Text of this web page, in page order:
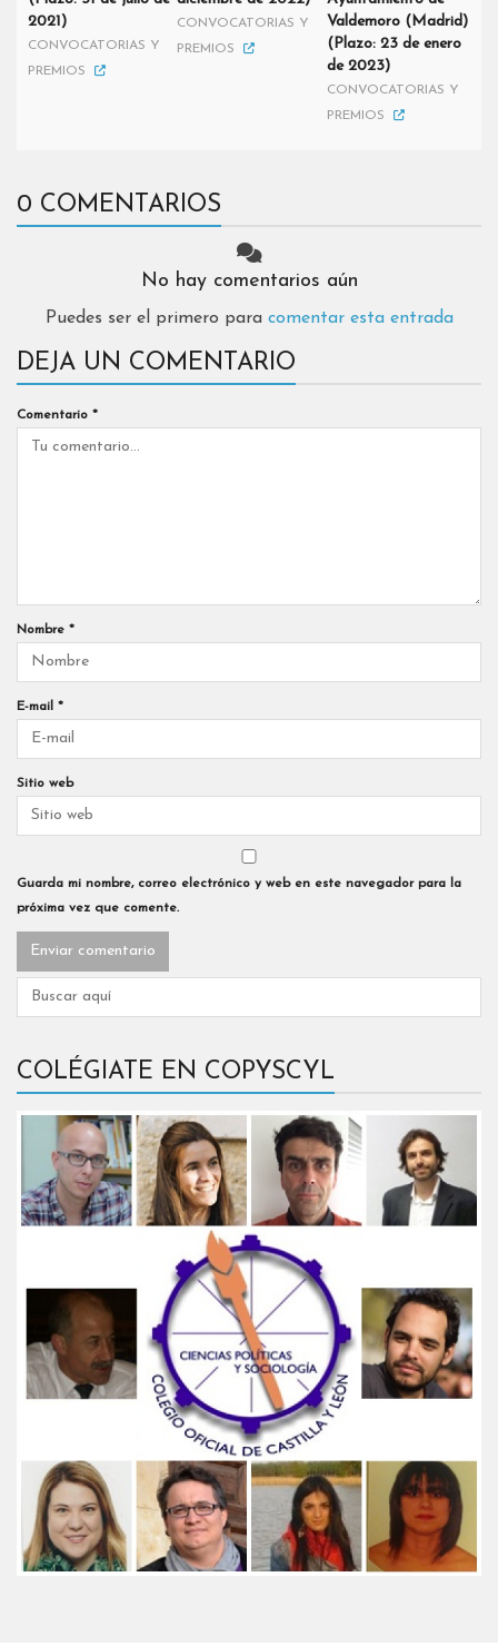
2021)
CONVOCATORIAS Y
PREMIOS
CONVOCATORIAS Y
PREMIOS
Valdemoro (Madrid)
(Plazo: 23 de enero
de 2023)
CONVOCATORIAS Y
PREMIOS
0 COMENTARIOS
No hay comentarios aún
Puedes ser el primero para comentar esta entrada
DEJA UN COMENTARIO
Comentario *
Nombre *
E-mail *
Sitio web
Guarda mi nombre, correo electrónico y web en este navegador para la
próxima vez que comente.
COLÉGIATE EN COPYSCYL